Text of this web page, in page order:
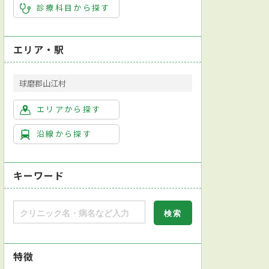
診療科目から探す
エリア・駅
球磨郡山江村
エリアから探す
沿線から探す
キーワード
特徴